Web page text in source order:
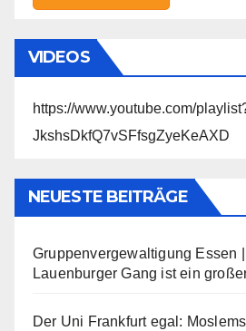
VIDEOS
https://www.youtube.com/
JkshsDkfQ7vSFfsgZyeKeAXD
NEUESTE BEITRÄGE
Gruppenvergewaltigung Essen
Lauenburger Gang ist ein
Der Uni Frankfurt egal: